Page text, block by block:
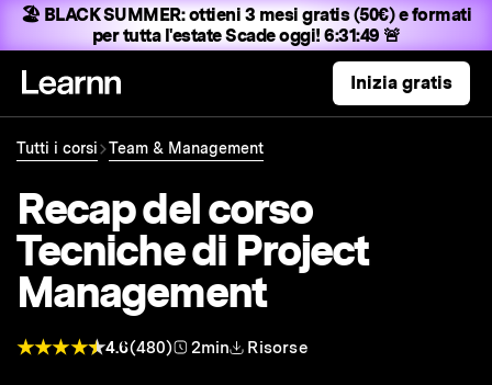
🏖️ BLACK SUMMER:ottieni 3 mesi gratis (50€) e formati
per tutta l'estateScade oggi! 6:31:47 🚨
Inizia gratis
Tutti i corsi Team & Management
Recap del corso
Tecniche di Project
Management
4.6(480) 2min Risorse